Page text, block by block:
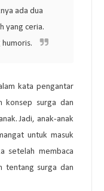
ada dua
yang ceria.
kata pengantar
konsep surga dan
Jadi, anak-anak
untuk masuk
setelah membaca
tentang surga dan